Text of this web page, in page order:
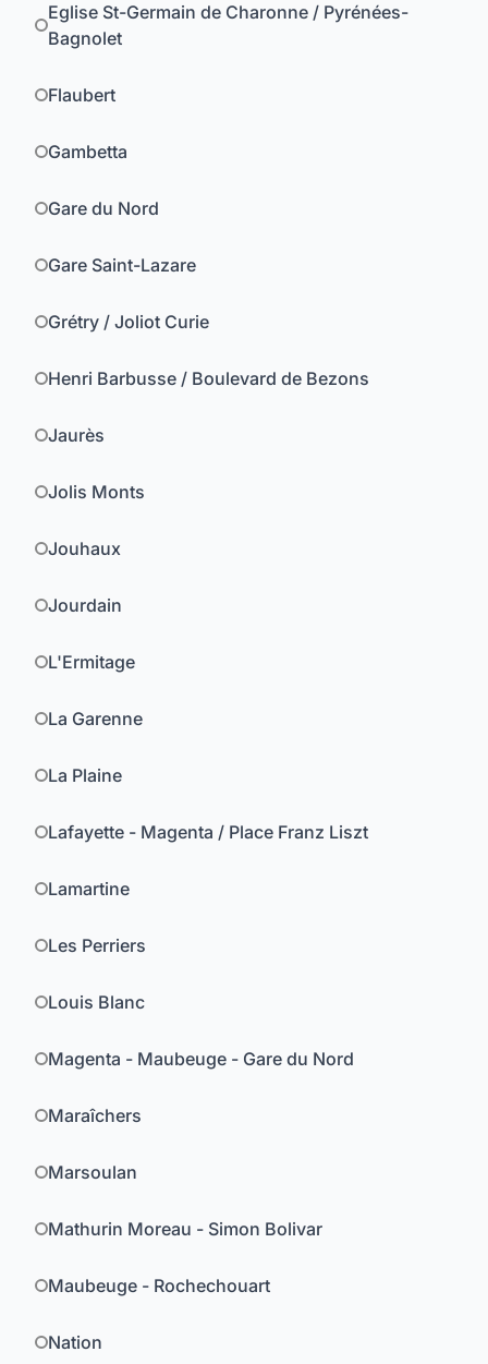
Eglise St-Germain de Charonne / Pyrénées-
Bagnolet
Flaubert
Gambetta
Gare du Nord
Gare Saint-Lazare
Grétry / Joliot Curie
Henri Barbusse / Boulevard de Bezons
Jaurès
Jolis Monts
Jouhaux
Jourdain
L'Ermitage
La Garenne
La Plaine
Lafayette - Magenta / Place Franz Liszt
Lamartine
Les Perriers
Louis Blanc
Magenta - Maubeuge - Gare du Nord
Maraîchers
Marsoulan
Mathurin Moreau - Simon Bolivar
Maubeuge - Rochechouart
Nation